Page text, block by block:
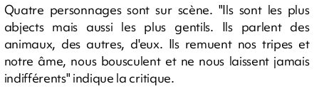
Quatre personnages sont sur scène. "Ils sont les plus
abjects mais aussi les plus gentils. Ils parlent des
animaux, des autres, d'eux. Ils remuent nos tripes et
notre âme, nous bousculent et ne nous laissent jamais
indifférents" indique la critique.